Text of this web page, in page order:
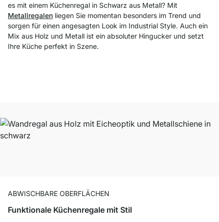
es mit einem Küchenregal in Schwarz aus Metall? Mit
Metallregalen liegen Sie momentan besonders im Trend und
sorgen für einen angesagten Look im Industrial Style. Auch ein
Mix aus Holz und Metall ist ein absoluter Hingucker und setzt
Ihre Küche perfekt in Szene.
ABWISCHBARE OBERFLÄCHEN
Funktionale Küchenregale mit Stil